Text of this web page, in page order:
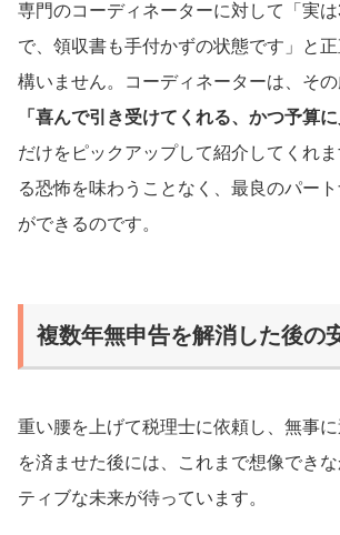
専門のコーディネーターに対して「実
で、領収書も手付かずの状態です」と
構いません。コーディネーターは、そ
「喜んで引き受けてくれる、かつ予算
だけをピックアップして紹介してくれ
る恐怖を味わうことなく、最良のパー
ができるのです。
複数年無申告を解消した後の
重い腰を上げて税理士に依頼し、無事
を済ませた後には、これまで想像でき
ティブな未来が待っています。